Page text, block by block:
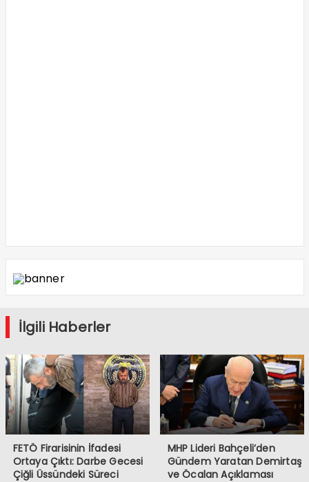
İlgili Haberler
FETÖ Firarisinin İfadesi
Ortaya Çıktı: Darbe Gecesi
Çiğli Üssündeki Süreci
MHP Lideri Bahçeli’den
Gündem Yaratan Demirtaş
ve Öcalan Açıklaması